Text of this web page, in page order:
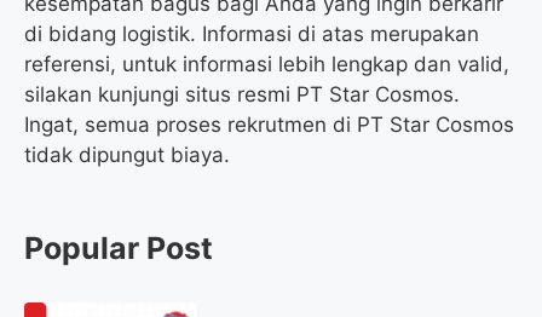
di bidang logistik. Informasi di atas merupakan
referensi, untuk informasi lebih lengkap dan valid,
silakan kunjungi situs resmi PT Star Cosmos.
Ingat, semua proses rekrutmen di PT Star Cosmos
tidak dipungut biaya.
Popular Post